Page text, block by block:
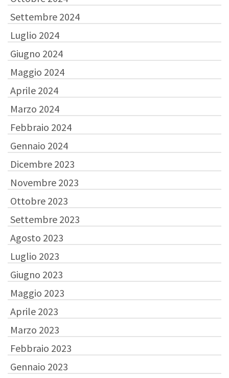
Settembre 2024
Luglio 2024
Giugno 2024
Maggio 2024
Aprile 2024
Marzo 2024
Febbraio 2024
Gennaio 2024
Dicembre 2023
Novembre 2023
Ottobre 2023
Settembre 2023
Agosto 2023
Luglio 2023
Giugno 2023
Maggio 2023
Aprile 2023
Marzo 2023
Febbraio 2023
Gennaio 2023